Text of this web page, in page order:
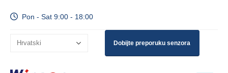
Pon - Sat 9:00 - 18:00
Dobijte preporuku senzora